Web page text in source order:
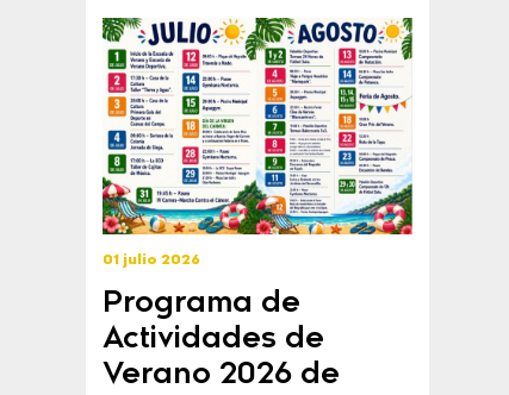
01 julio 2026
Programa de
Actividades de
Verano 2026 de